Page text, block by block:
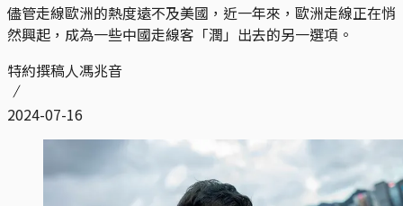
儘管走線歐洲的熱度遠不及美國，近一年來，歐洲走線正在悄
然興起，成為一些中國走線客「潤」出去的另一選項。
特約撰稿人馮兆音
2024-07-16